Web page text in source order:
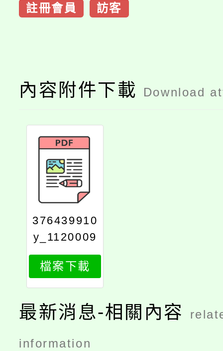
註冊會員 訪客
內容附件下載 Download
376439910
y_1120009
283_attach
1
檔案下載
最新消息-相關內容
information